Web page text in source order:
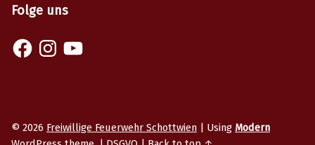
Folge uns
Facebook
© 2026 Freiwillige Feuerwehr Schottwien | Using Modern